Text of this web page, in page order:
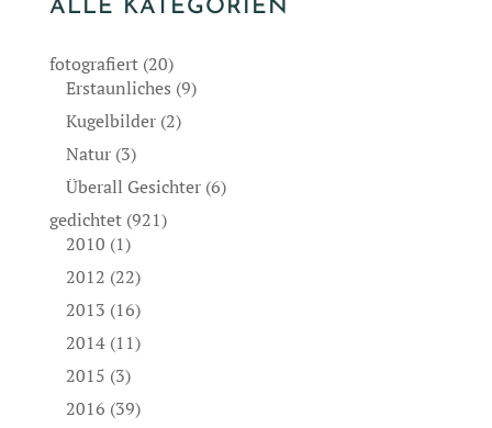
ALLE KATEGORIEN
fotografiert(20)
Erstaunliches (9)
Kugelbilder(2)
Natur(3)
Überall Gesichter(6)
gedichtet(921)
2010 (1)
2012 (22)
2013 (16)
2014(11)
2015 (3)
2016 (39)